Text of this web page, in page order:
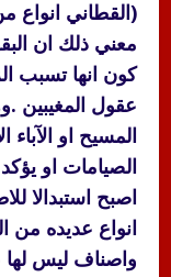
(القطاني انواع
معني ذلك ان
كون انها تسبب
عقول المغيبين
المسيح او الآباء
الصيامات او
اصبح استبدالا
انواع عديده من
واصناف ليس لها